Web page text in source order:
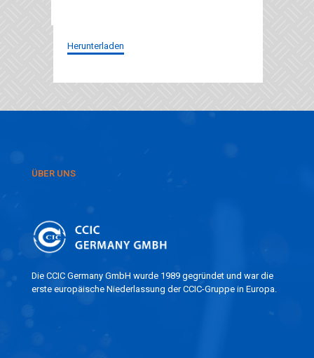
Herunterladen
ÜBER UNS
Die CCIC Germany GmbH wurde 1989 gegründet und war die
erste europäische Niederlassung der CCIC-Gruppe in Europa.